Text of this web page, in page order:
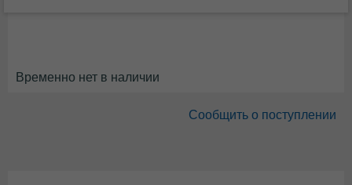
Временно нет в наличии
Сообщить о поступлении